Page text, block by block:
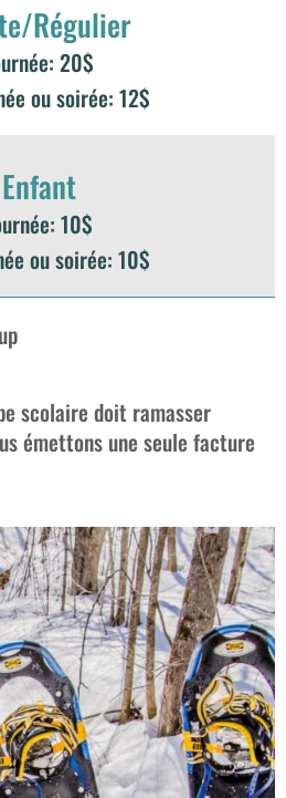
Régulier
20$
ou soirée: 12$
Enfant
10$
ou soirée: 10$
scolaire doit ramasser
émettons une seule facture